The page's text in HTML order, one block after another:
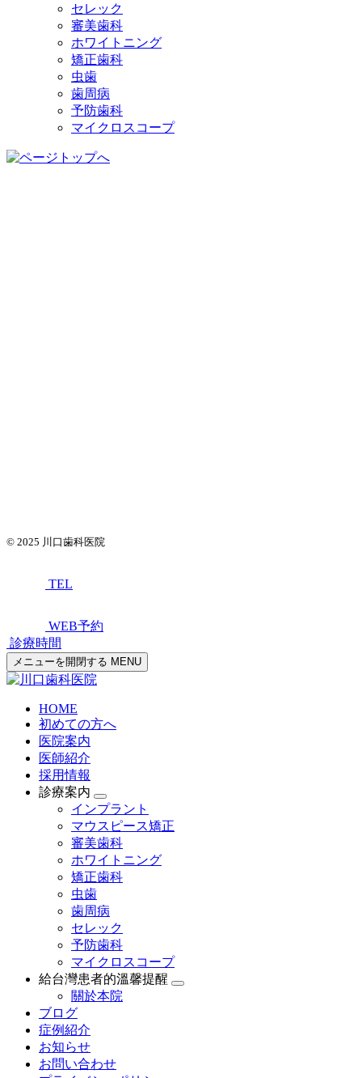
セレック
審美歯科
ホワイトニング
矯正歯科
虫歯
歯周病
予防歯科
マイクロスコープ
© 2025 川口歯科医院
TEL
WEB予約
診療時間
メニューを開閉する MENU
HOME
初めての方へ
医院案内
医師紹介
採用情報
診療案内
インプラント
マウスピース矯正
審美歯科
ホワイトニング
矯正歯科
虫歯
歯周病
セレック
予防歯科
マイクロスコープ
給台灣患者的溫馨提醒
關於本院
ブログ
症例紹介
お知らせ
お問い合わせ